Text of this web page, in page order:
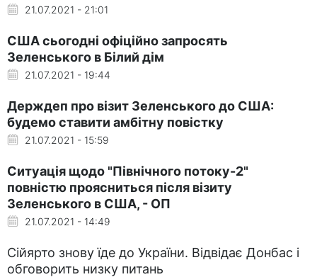
21.07.2021 - 21:01
США сьогодні офіційно запросять
Зеленського в Білий дім
21.07.2021 - 19:44
Держдеп про візит Зеленського до США:
будемо ставити амбітну повістку
21.07.2021 - 15:59
Ситуація щодо "Північного потоку-2"
повністю проясниться після візиту
Зеленського в США, - ОП
21.07.2021 - 14:49
Сійярто знову їде до України. Відвідає Донбас і
обговорить низку питань